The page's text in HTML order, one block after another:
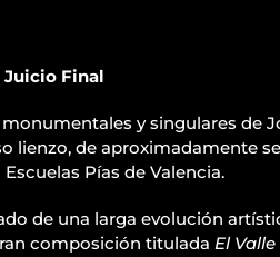
Juicio Final
y singulares de
lienzo, de
Pías de Valencia.
de una larga evolución
composición titulada El